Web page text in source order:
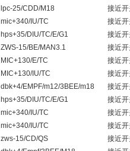
lpc-25/CDD/M18
接近
mic+340/IU/TC
接近
hps+35/DIU/TC/E/G1
接近
ZWS-15/BE/MAN3.1
接近
MIC+130/E/TC
接近
MIC+130/IU/TC
接近
dbk+4/EMPF/m12/3BEE/m18
接近
hps+35/DIU/TC/E/G1
接近
mic+340/IU/TC
接近
mic+340/IU/TC
接近
zws-15/CD/QS
接近